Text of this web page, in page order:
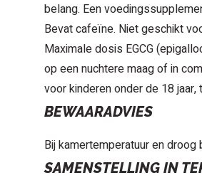
belang. Een
Bevat cafeïne. Niet geschikt
Maximale dosis EGCG
op een nuchtere maag of in
voor kinderen onder de 18
BEWAARADVIES
Bij kamertemperatuur en droog
SAMENSTELLING IN